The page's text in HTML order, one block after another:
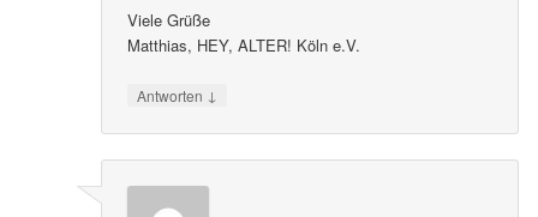
Viele Grüße
Matthias, HEY, ALTER! Köln e.V.
Antworten ↓